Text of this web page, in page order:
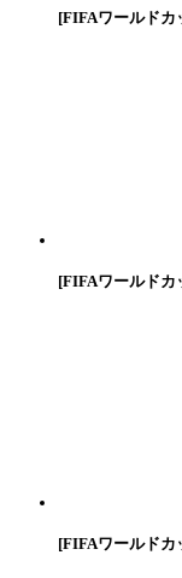
[FIFAワールドカ
[FIFAワールドカ
[FIFAワールドカ